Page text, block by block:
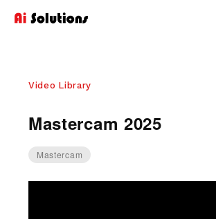
Video Library
Mastercam 2025
Mastercam